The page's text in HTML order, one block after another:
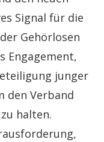
Signal für die
Gehörlosen
Engagement,
junger
den Verband
halten.